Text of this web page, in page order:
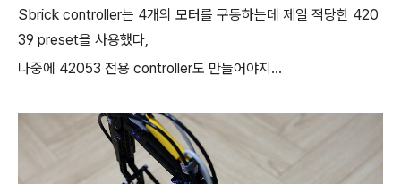
Sbrick controller는 4개의 모터를 구동하는데 제일 적당한 420
39 preset을 사용했다,
나중에 42053 전용 controller도 만들어야지...